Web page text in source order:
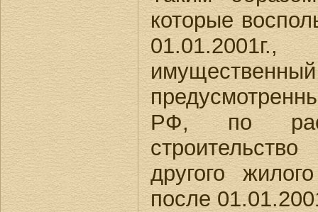
которые
РФ, по
другого
после